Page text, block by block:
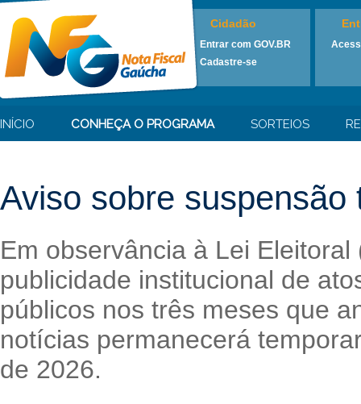
Cidadão
Entrar com GOV.BR
Cadastre-se
INÍCIO CONHEÇA O PROGRAMA SORTEIOS
Aviso sobre
Em observância à Lei
publicidade institucional de
públicos nos três meses que
notícias permanecerá
de 2026.